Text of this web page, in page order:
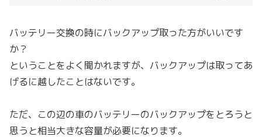
バッテリー交換の時にバックアップ取った方がいいです
か？
ということをよく聞かれますが、バックアップは取ってあ
げるに越したことはないです。
ただ、この辺の車のバッテリーのバックアップをとろうと
思うと相当大きな容量が必要になります。